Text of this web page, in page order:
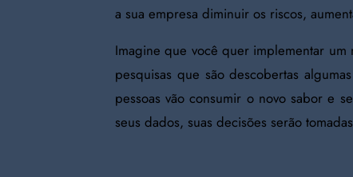
a sua empresa diminuir os riscos,
Imagine que você quer implementar
pesquisas que são descobertas
pessoas vão consumir o novo sabor e
seus dados, suas decisões serão